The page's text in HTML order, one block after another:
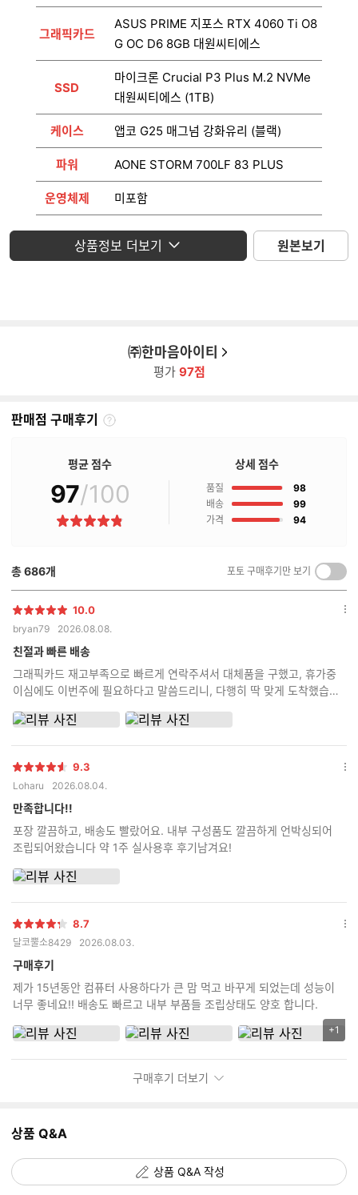
그래픽카드
ASUS PRIME 지포스 RTX 4060 Ti O8
G OC D6 8GB 대원씨티에스
SSD
마이크론 Crucial P3 Plus M.2 NVMe
대원씨티에스 (1TB)
케이스 앱코 G25 매그넘 강화유리 (블랙)
파워 AONE STORM 700LF 83 PLUS
운영체제 미포함
모니터 미포함
상품정보 더보기 원본보기
㈜한마음아이티
평가 97점
판매점 구매후기
판
매
후
기
평균 점수
97/100
별
상세 점수
품질 98점
배송
99점
가격
94점
총686개 포토 구매후기만 보기
켜
기/
별
점
10.0
bryan79 2026.08.08.
친절과 빠른 배송
그래픽카드 재고부족으로 빠르게 연락주셔서 대체품을 구했고, 휴가중
이심에도 이번주에 필요하다고 말씀드리니, 다행히 딱 맞게 도착했습니
옵
별
점
9.3
Loharu 2026.08.04.
만족합니다!!
포장 깔끔하고, 배송도 빨랐어요. 내부 구성품도 깔끔하게 언박싱되어
조립되어왔습니다 약 1주 실사용후 후기남겨요!
옵
별
점
8.7
달코뿔소8429 2026.08.03.
구매후기
제가 15년동안 컴퓨터 사용하다가 큰 맘 먹고 바꾸게 되었는데 성능이
너무 좋네요!! 배송도 빠르고 내부 부품들 조립상태도 양호 합니다.
리
수
+1
옵
구매후기 더보기
상품 Q&A
상품 Q&A 작성